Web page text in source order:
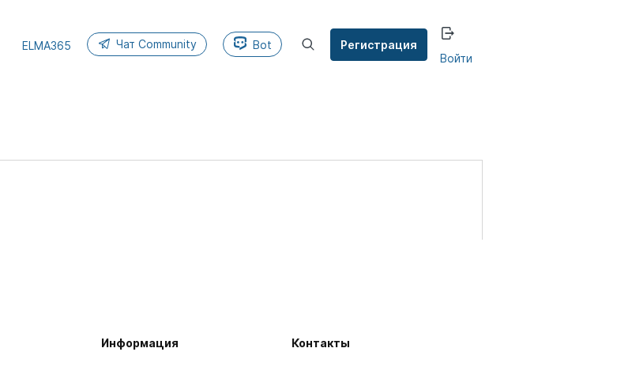
ELMA365 Чат Community Bot
Регистрация
Войти
Информация Контакты